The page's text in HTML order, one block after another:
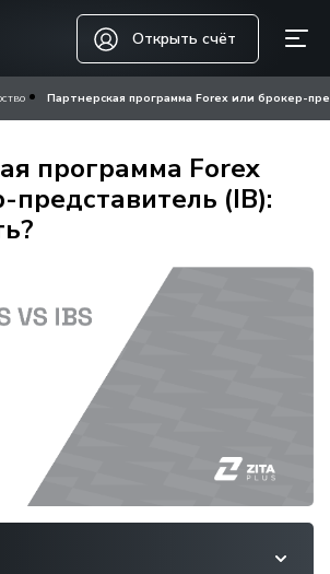
Открыть счёт
Партнерская программа Forex или брокер-
программа Forex
представитель (IB):